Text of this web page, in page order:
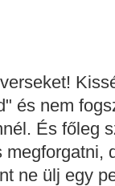
és nem
És főleg
ne ülj egy